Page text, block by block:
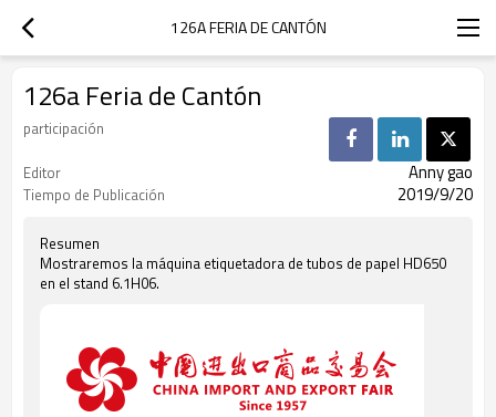
126A FERIA DE CANTÓN
126a Feria de Cantón
participación
Editor
Anny gao
Tiempo de Publicación 2019/9/20
Resumen
Mostraremos la máquina etiquetadora de tubos de papel HD650
en el stand 6.1H06.